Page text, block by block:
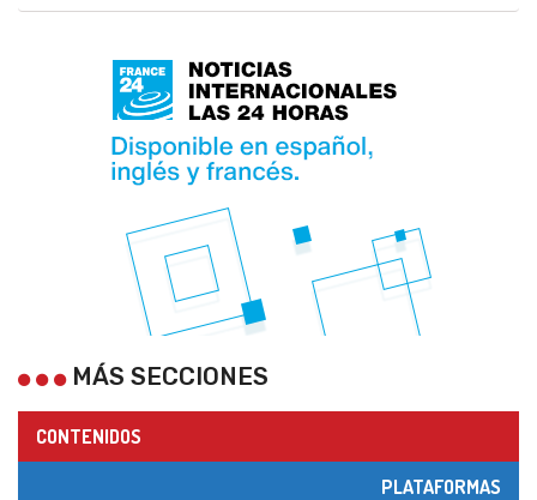
MÁS SECCIONES
CONTENIDOS
PLATAFORMAS